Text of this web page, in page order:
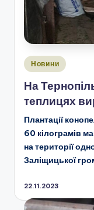
Опубліковано
Новини
На
теплицях
Плантації
60 кілограмів
на території
Заліщицької
22.11.2023